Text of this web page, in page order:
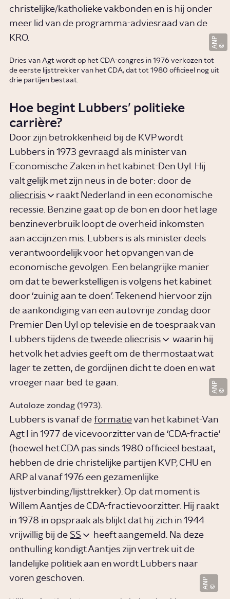
christelijke/katholieke vakbonden en is hij onder
meer lid van de programma-adviesraad van de
KRO.
ANP
Dries van Agt wordt op het CDA-congres in 1976 verkozen tot
de eerste lijsttrekker van het CDA, dat tot 1980 officieel nog uit
drie partijen bestaat.
Hoe begint Lubbers’ politieke
carrière?
Door zijn betrokkenheid bij de KVP wordt
Lubbers in 1973 gevraagd als minister van
Economische Zaken in het kabinet-Den Uyl. Hij
valt gelijk met zijn neus in de boter: door de
oliecrisis
raakt Nederland in een economische
recessie. Benzine gaat op de bon en door het lage
benzineverbruik loopt de overheid inkomsten
aan accijnzen mis. Lubbers is als minister deels
verantwoordelijk voor het opvangen van de
economische gevolgen. Een belangrijke manier
om dat te bewerkstelligen is volgens het kabinet
door ‘zuinig aan te doen’. Tekenend hiervoor zijn
de aankondiging van een autovrije zondag door
Premier Den Uyl op televisie en de toespraak van
Lubbers tijdens de tweede oliecrisis
waarin hij
het volk het advies geeft om de thermostaat wat
lager te zetten, de gordijnen dicht te doen en wat
vroeger naar bed te gaan.
ANP
Autoloze zondag (1973).
Lubbers is vanaf deformatievan het kabinet-Van
Agt I in 1977 de vicevoorzitter van de ‘CDA-fractie’
(hoewel het CDA pas sinds 1980 officieel bestaat,
hebben de drie christelijke partijen KVP, CHU en
ARP al vanaf 1976 een gezamenlijke
lijstverbinding/lijsttrekker). Op dat moment is
Willem Aantjes de CDA-fractievoorzitter. Hij raakt
in 1978 in opspraak als blijkt dat hij zich in 1944
vrijwillig bij deSS
heeft aangemeld. Na deze
onthulling kondigt Aantjes zijn vertrek uit de
landelijke politiek aan en wordt Lubbers naar
voren geschoven.
ANP